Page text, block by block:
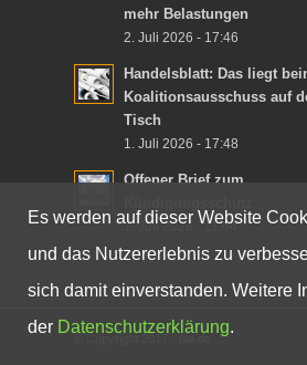
mehr Belastungen
2. Juli 2026 - 17:46
Handelsblatt: Das liegt
Koalitionsausschuss auf
Tisch
1. Juli 2026 - 17:48
Offener Brief zum
1. Juli 2026 - 11:44
Es werden auf dieser Website
und das Nutzererlebnis zu
sich damit einverstanden. Weitere
der Datenschutzerklärung.